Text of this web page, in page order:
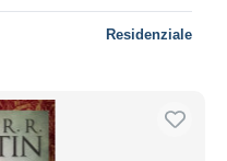
Residenziale